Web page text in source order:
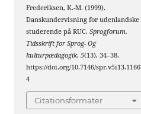
Frederiksen, K.-M. (1999).
Danskundervisning for udenlandske
studerende på RUC.Sprogforum.
Tidsskrift for Sprog- Og
kulturpædagogik,5(13), 34–38.
https://doi.org/10.7146/
4
Citationsformater